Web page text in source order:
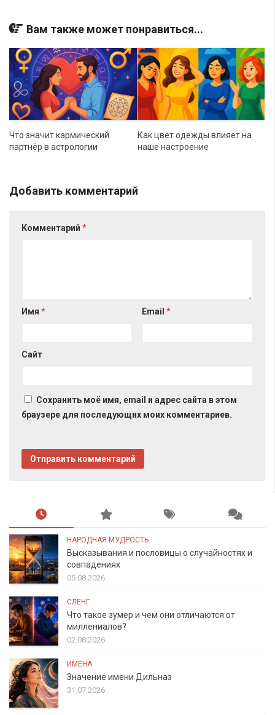
Вам также может понравиться...
Что значит кармический
партнёр в астрологии
Как цвет одежды влияет на
наше настроение
Добавить комментарий
Комментарий *
Имя * Email*
Сайт
Сохранить моё имя, email и адрес сайта в этом
браузере для последующих моих комментариев.
НАРОДНАЯ МУДРОСТЬ
Высказывания и пословицы о случайностях и
совпадениях
05.08.2026
СЛЕНГ
Что такое зумер и чем они отличаются от
миллениалов?
02.08.2026
ИМЕНА
Значение имени Дильназ
31.07.2026